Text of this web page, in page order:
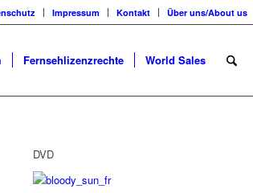
Impressum Kontakt Über uns/About us
Fernsehlizenzrechte World Sales
DVD